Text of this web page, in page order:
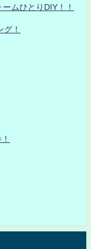
ムひとりDIY！！
！